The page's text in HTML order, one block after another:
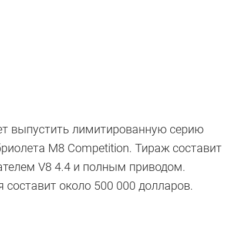
выпустить лимитированную серию
M8 Competition. Тираж составит
V8 4.4 и полным приводом.
около 500 000 долларов.
марки и как они изменились по пути